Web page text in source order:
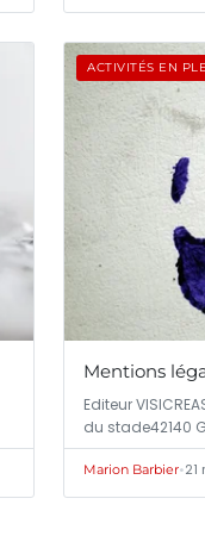
ACTIVITÉS EN
Mentions
Editeur
du stade42140
Marion Barbier•21